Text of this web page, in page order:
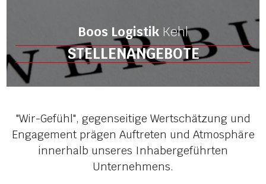
Boos Logistik Kehl
STELLENANGEBOTE
"Wir-Gefühl", gegenseitige Wertschätzung und
Engagement prägen Auftreten und Atmosphäre
innerhalb unseres Inhabergeführten
Unternehmens.